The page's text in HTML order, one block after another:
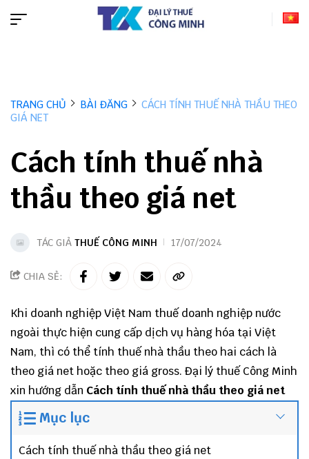
TRANG CHỦ BÀI ĐĂNG
CÁCH TÍNH THUẾ NHÀ THẦU THEO
GIÁ NET
Cách tính thuế nhà
thầu theo giá net
TÁC GIẢ THUẾ CÔNG MINH 17/07/2024
CHIA SẺ:
Khi doanh nghiệp Việt Nam thuế doanh nghiệp nước
ngoài thực hiện cung cấp dịch vụ hàng hóa tại Việt
Nam, thì có thể tính thuế nhà thầu theo hai cách là
theo giá net hoặc theo giá gross. Đại lý thuế Công Minh
xin hướng dẫn Cách tính thuế nhà thầu theo giá net
Mục lục
Cách tính thuế nhà thầu theo giá net